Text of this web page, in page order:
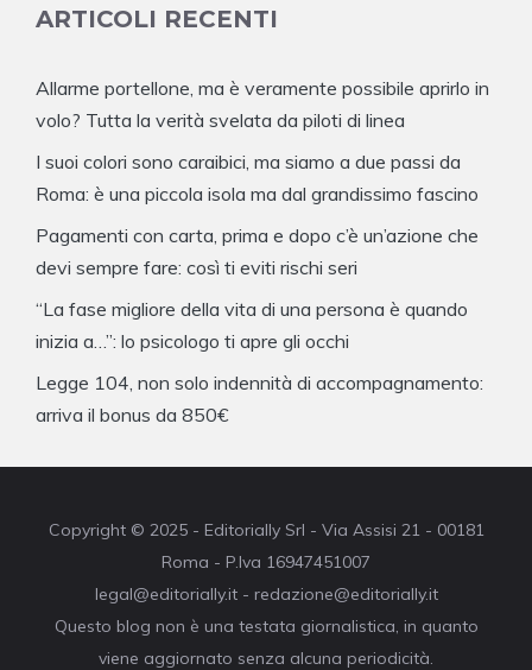
ARTICOLI RECENTI
Allarme portellone, ma è veramente possibile aprirlo in
volo? Tutta la verità svelata da piloti di linea
I suoi colori sono caraibici, ma siamo a due passi da
Roma: è una piccola isola ma dal grandissimo fascino
Pagamenti con carta, prima e dopo c’è un’azione che
devi sempre fare: così ti eviti rischi seri
“La fase migliore della vita di una persona è quando
inizia a…”: lo psicologo ti apre gli occhi
Legge 104, non solo indennità di accompagnamento:
arriva il bonus da 850€
Copyright © 2025 - Editorially Srl - Via Assisi 21 - 00181
Roma - P.Iva 16947451007
legal@editorially.it - redazione@editorially.it
Questo blog non è una testata giornalistica, in quanto
viene aggiornato senza alcuna periodicità.